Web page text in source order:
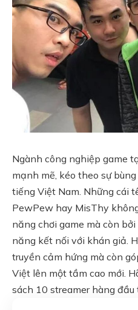
Ngành công nghiệp game
mạnh mẽ, kéo theo sự
tiếng Việt Nam. Những cái
PewPew hay MisThy
năng chơi game mà còn
năng kết nối với khán giả.
truyền cảm hứng mà còn
Việt lên một tầm cao mới.
sách 10 streamer hàng